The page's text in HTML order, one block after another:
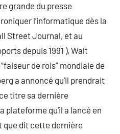
grande du presse
l’informatique dès la
Street Journal, et au
depuis 1991 ), Walt
de rois” mondiale de
a annoncé qu’il prendrait
titre sa dernière
plateforme qu’il a lancé en
que dit cette dernière